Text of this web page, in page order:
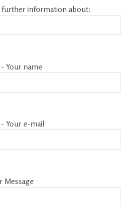
information about:
Your name
Your e-mail
Message